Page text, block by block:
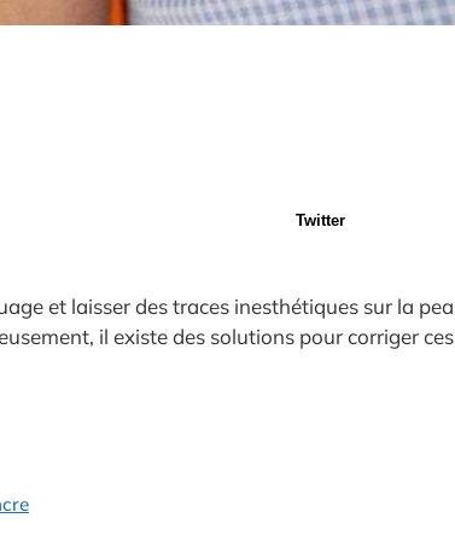
Twitter
et laisser des traces inesthétiques sur la
il existe des solutions pour corriger